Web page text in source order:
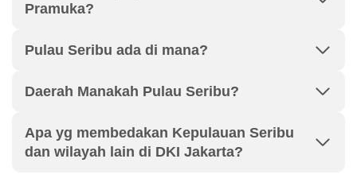
Pramuka?
Pulau Seribu ada di mana?
Daerah Manakah Pulau Seribu?
Apa yg membedakan Kepulauan Seribu
dan wilayah lain di DKI Jakarta?